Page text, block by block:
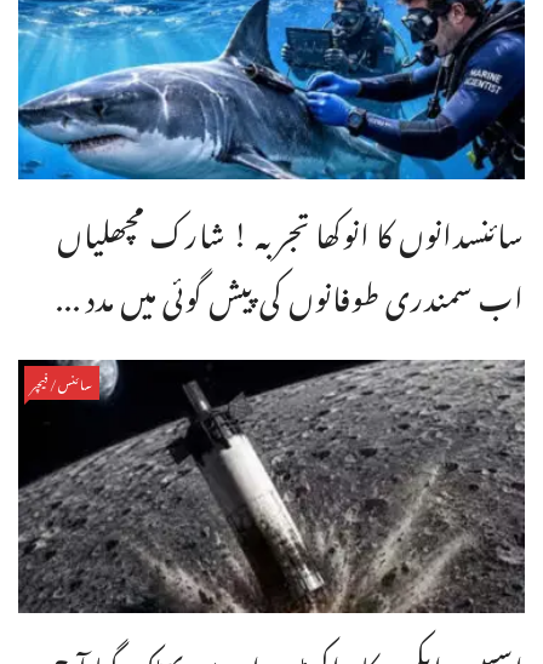
سائنسدانوں کا انوکھا تجربہ ! شارک مچھلیاں
اب سمندری طوفانوں کی پیش گوئی میں مدد ...
سائنس/فیچر